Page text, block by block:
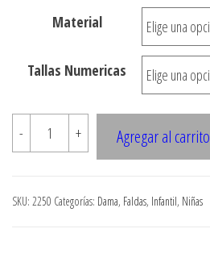
hasta
Material
Tallas Numericas
-
2250
FALDA
AL
+ Agregar al carrito
SKU: 2250 Categorías: Dama, Faldas, Infantil, Niñas